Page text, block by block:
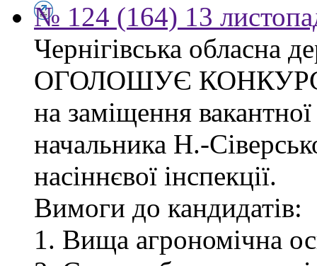
№ 124 (164) 13
Чернігівська обласна
ОГОЛОШУЄ
на заміщення
начальника Н.-
насіннєвої інспекції.
Вимоги до кандидатів:
1. Вища агрономічна